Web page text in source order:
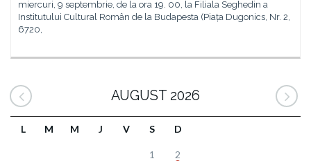
miercuri, 9 septembrie, de la ora 19. 00, la Filiala Seghedin a
Institutului Cultural Român de la Budapesta (Piața Dugonics, Nr. 2,
6720,
AUGUST 2026
L M M J V S D
1 2